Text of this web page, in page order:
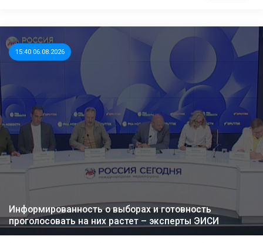
15:40 06.08.2026
Информированность о выборах и готовность
проголосовать на них растет – эксперты ЭИСИ